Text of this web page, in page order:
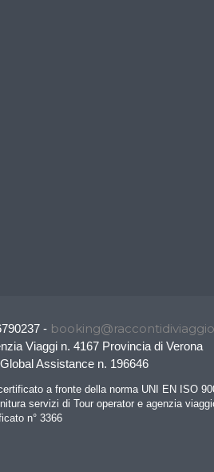
-
Viaggi n. 4167 Provincia di Verona
Assistance n. 196646
a fronte della norma UNI EN ISO
servizi di Tour operator e agenzia
n° 3366